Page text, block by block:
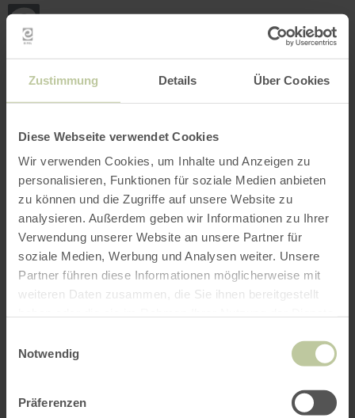
Zustimmung Details Über Cookies
Diese Webseite verwendet Cookies
Wir verwenden Cookies, um Inhalte und Anzeigen zu
personalisieren, Funktionen für soziale Medien anbieten
zu können und die Zugriffe auf unsere Website zu
analysieren. Außerdem geben wir Informationen zu Ihrer
Verwendung unserer Website an unsere Partner für
soziale Medien, Werbung und Analysen weiter. Unsere
Partner führen diese Informationen möglicherweise mit
weiteren Daten zusammen, die Sie ihnen bereitgestellt
Notwendig
Präferenzen
Skip to main content
Skip to main navigation
Back
to
home
page
SEARCH MENU
The leisure activities listed below have been
posted on the Regiondo booking platform by the
Freundschaftswerk Gbr. The provider Louisa
Schmitz & Corinna Schlagloth
Freundschaftswerk Gbr is solely responsible for
the content.